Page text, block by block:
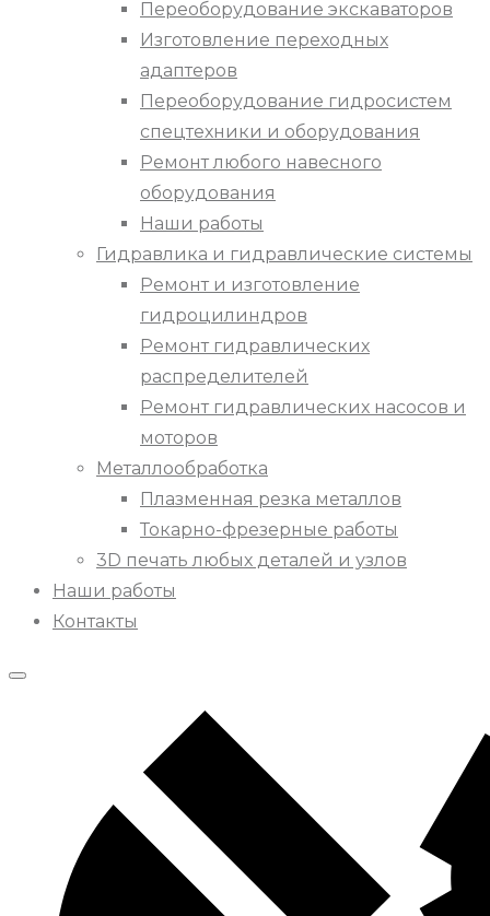
Переоборудование экскаваторов
Изготовление переходных
адаптеров
Переоборудование гидросистем
спецтехники и оборудования
Ремонт любого навесного
оборудования
Наши работы
Гидравлика и гидравлические системы
Ремонт и изготовление
гидроцилиндров
Ремонт гидравлических
распределителей
Ремонт гидравлических насосов и
моторов
Металлообработка
Плазменная резка металлов
Токарно-фрезерные работы
3D печать любых деталей и узлов
Наши работы
Контакты